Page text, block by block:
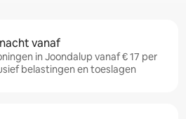
vanaf
in Joondalup vanaf € 17 per
belastingen en toeslagen